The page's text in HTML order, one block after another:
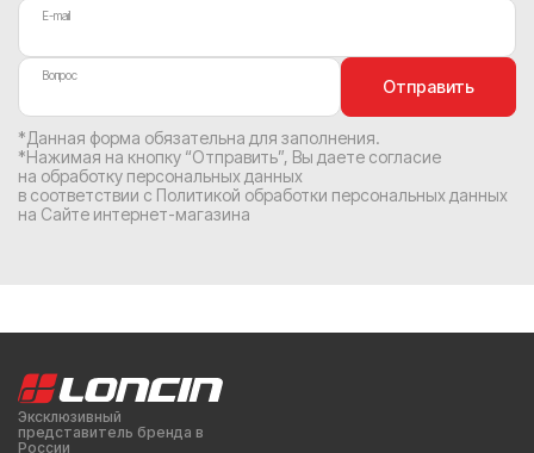
E-mail
Вопрос
Отправить
*Данная форма обязательна для заполнения.
*Нажимая на кнопку “Отправить”, Вы даете согласие
на обработку персональных данных
в соответствии с Политикой обработки персональных данных
на Сайте интернет-магазина
Эксклюзивный
представитель бренда в
России